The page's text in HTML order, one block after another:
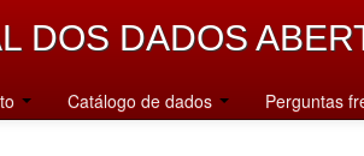
DOS DADOS
Catálogo de dados Perguntas